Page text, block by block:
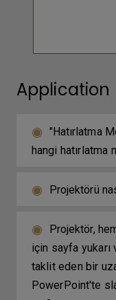
Application
"Hatırlatma
hangi hatırlatma
Projektörü
Projektör,
için sayfa yukarı
taklit eden bir
PowerPoint'te